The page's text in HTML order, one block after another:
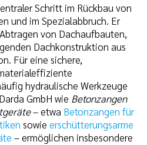
Schritt im Rückbau von
und im Spezialabbruch. Er
von Dachaufbauten,
Dachkonstruktion aus
Für eine sichere,
hydraulische Werkzeuge
GmbH wie Betonzangen
– etwa Betonzangen für
sowie erschütterungsarme
– ermöglichen insbesondere